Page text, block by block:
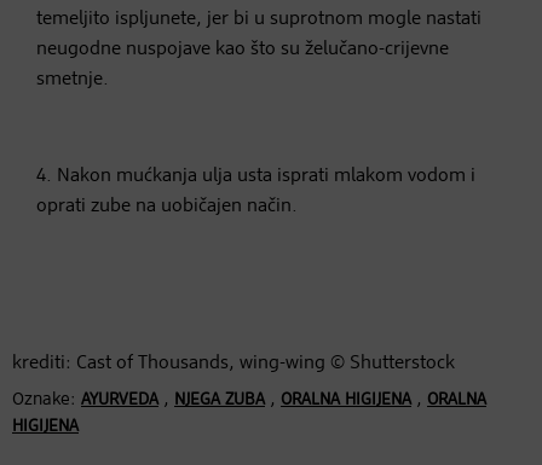
temeljito ispljunete, jer bi u suprotnom mogle nastati
neugodne nuspojave kao što su želučano-crijevne
smetnje.
4. Nakon mućkanja ulja usta isprati mlakom vodom i
oprati zube na uobičajen način.
krediti: Cast of Thousands, wing-wing © Shutterstock
Oznake: AYURVEDA, NJEGA ZUBA, ORALNA HIGIJENA, ORALNA
HIGIJENA